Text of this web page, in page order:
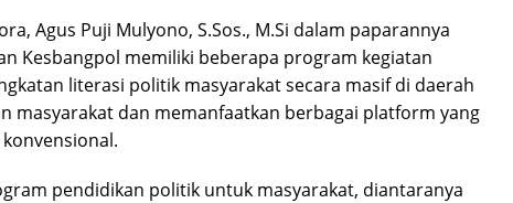
Agus Puji Mulyono, S.Sos., M.Si dalam paparannya
Kesbangpol memiliki beberapa program kegiatan
literasi politik masyarakat secara masif di daerah
masyarakat dan memanfaatkan berbagai platform yang
pendidikan politik untuk masyarakat, diantaranya